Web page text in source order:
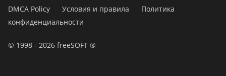
DMCA Policy Условия и правила
Политика
конфиденциальности
© 1998 - 2026 freeSOFT ®